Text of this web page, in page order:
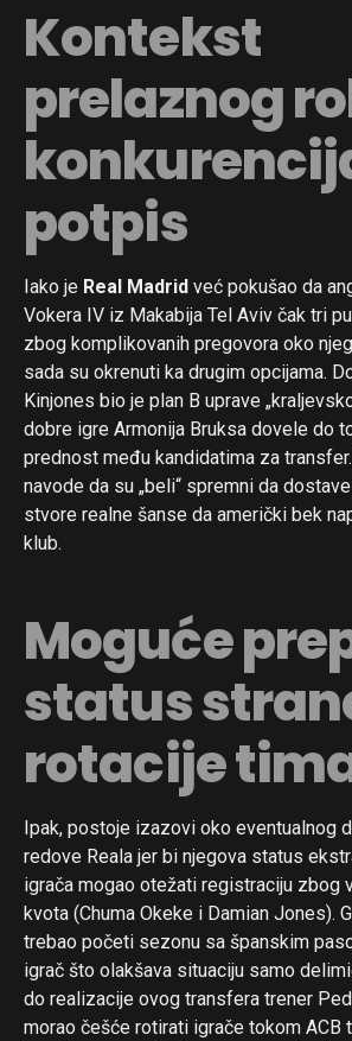
Kontekst
prelaznog
potpis
Iako je Real Madrid već pokušao da
Vokera IV iz Makabija Tel Aviv čak tri
zbog komplikovanih pregovora oko
sada su okrenuti ka drugim opcijama.
Kinjones bio je plan B uprave
dobre igre Armonija Bruksa dovele do
prednost među kandidatima za
navode da su „beli“ spremni da
stvore realne šanse da američki bek
klub.
Moguće
status
rotacije
Ipak, postoje izazovi oko eventualnog
redove Reala jer bi njegova status
igrača mogao otežati registraciju zbog
kvota (Chuma Okeke i Damian Jones).
trebao početi sezonu sa španskim
igrač što olakšava situaciju samo
do realizacije ovog transfera trener
morao češće rotirati igrače tokom ACB